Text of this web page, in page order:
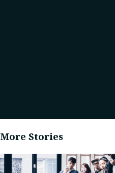
More Stories